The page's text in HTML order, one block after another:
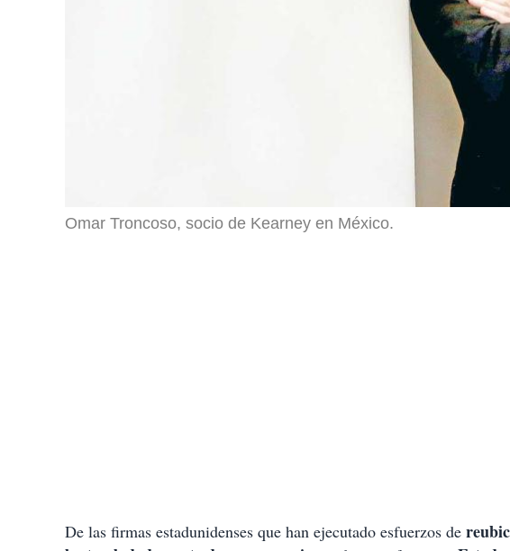
Omar Troncoso, socio de Kearney en México.
De las firmas estadunidenses que han ejecutado esfuerzos de